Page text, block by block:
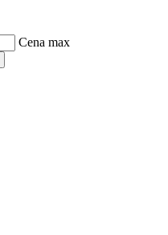
Cena max